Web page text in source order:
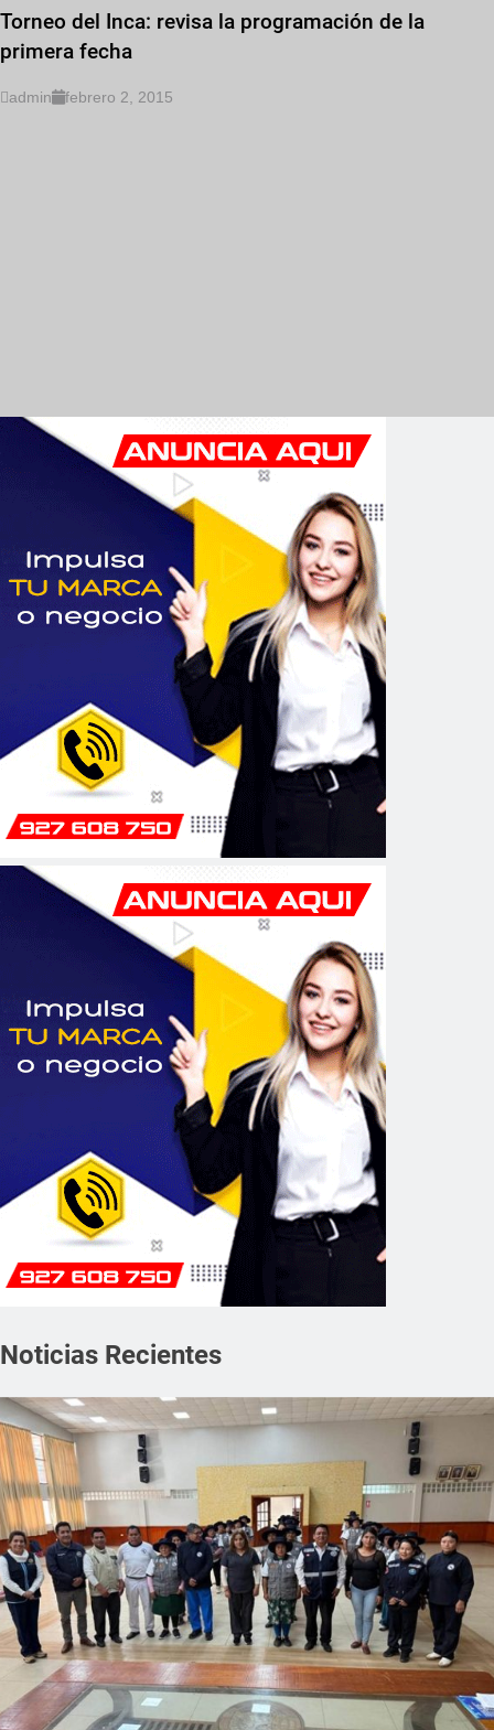
Torneo del Inca: revisa la programación de la
primera fecha
admin febrero 2, 2015
Noticias Recientes